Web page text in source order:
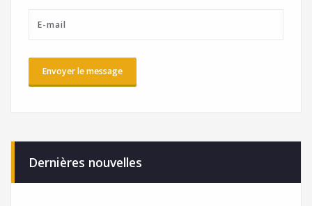
Dernières nouvelles